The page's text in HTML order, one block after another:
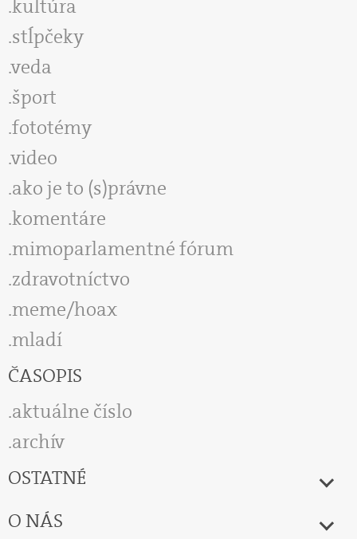
kultúra
stĺpčeky
veda
šport
fototémy
video
ako je to (s)právne
komentáre
mimoparlamentné fórum
zdravotníctvo
meme/hoax
mladí
ČASOPIS
aktuálne číslo
archív
OSTATNÉ
O NÁS